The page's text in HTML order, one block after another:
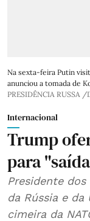
Na sexta-feira Putin
anunciou a tomada de
PRESIDÊNCIA RUSSA
Internacional
Trump
para
Presidente
da Rússia e
cimeira da